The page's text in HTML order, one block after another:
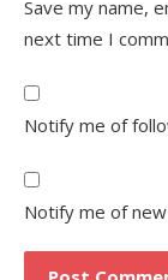
Save my name,
next time I
Notify me of
Notify me of